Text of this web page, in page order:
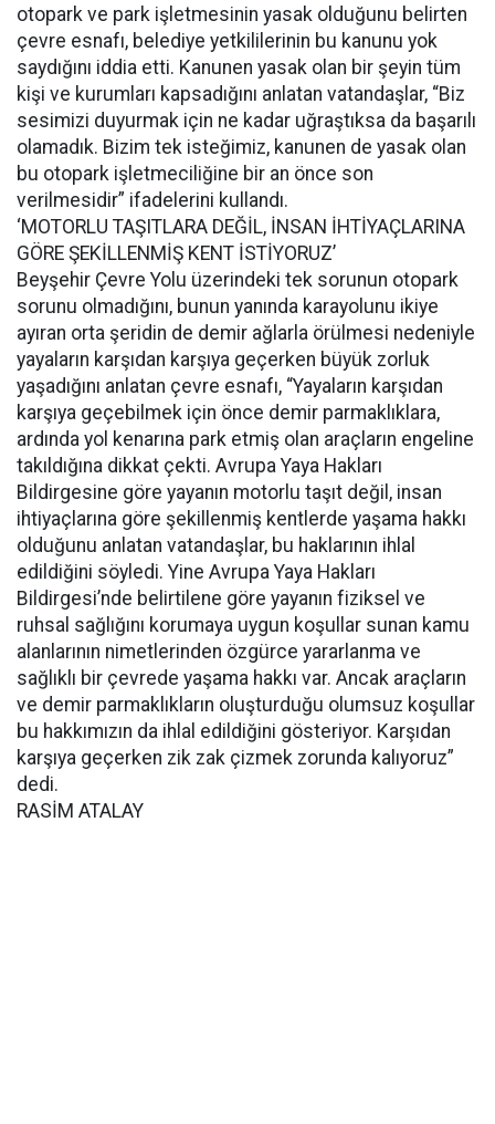
otopark ve park işletmesinin yasak olduğunu belirten
çevre esnafı, belediye yetkililerinin bu kanunu yok
saydığını iddia etti. Kanunen yasak olan bir şeyin tüm
kişi ve kurumları kapsadığını anlatan vatandaşlar, “Biz
sesimizi duyurmak için ne kadar uğraştıksa da başarılı
olamadık. Bizim tek isteğimiz, kanunen de yasak olan
bu otopark işletmeciliğine bir an önce son
verilmesidir” ifadelerini kullandı.
‘MOTORLU TAŞITLARA DEĞİL, İNSAN İHTİYAÇLARINA
GÖRE ŞEKİLLENMİŞ KENT İSTİYORUZ’
Beyşehir Çevre Yolu üzerindeki tek sorunun otopark
sorunu olmadığını, bunun yanında karayolunu ikiye
ayıran orta şeridin de demir ağlarla örülmesi nedeniyle
yayaların karşıdan karşıya geçerken büyük zorluk
yaşadığını anlatan çevre esnafı, “Yayaların karşıdan
karşıya geçebilmek için önce demir parmaklıklara,
ardında yol kenarına park etmiş olan araçların engeline
takıldığına dikkat çekti. Avrupa Yaya Hakları
Bildirgesine göre yayanın motorlu taşıt değil, insan
ihtiyaçlarına göre şekillenmiş kentlerde yaşama hakkı
olduğunu anlatan vatandaşlar, bu haklarının ihlal
edildiğini söyledi. Yine Avrupa Yaya Hakları
Bildirgesi’nde belirtilene göre yayanın fiziksel ve
ruhsal sağlığını korumaya uygun koşullar sunan kamu
alanlarının nimetlerinden özgürce yararlanma ve
sağlıklı bir çevrede yaşama hakkı var. Ancak araçların
ve demir parmaklıkların oluşturduğu olumsuz koşullar
bu hakkımızın da ihlal edildiğini gösteriyor. Karşıdan
karşıya geçerken zik zak çizmek zorunda kalıyoruz”
dedi.
RASİM ATALAY